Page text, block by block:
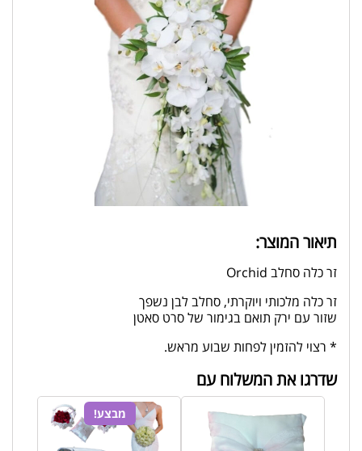
תיאור המוצר:
זר כלה סחלב Orchid
זר כלה מלכותי ויוקרתי, סחלב לבן נשפך
שזור עם ירק תואם בגימור של סרט סאטן
* רצוי להזמין לפחות שבוע מראש.
שדרגו את המשלוח עם
מבצע!